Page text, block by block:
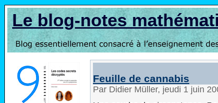
Le blog-notes
Feuille de cannabis
Par Didier Müller, jeudi 1 juin